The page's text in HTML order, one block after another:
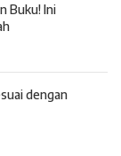
Buku! Ini
dengan